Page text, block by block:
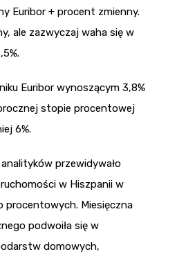
Euribor + procent zmienny.
ale zazwyczaj waha się w
Euribor wynoszącym 3,8%
stopie procentowej
6%.
przewidywało
w Hiszpanii w
procentowych. Miesięczna
podwoiła się w
domowych,